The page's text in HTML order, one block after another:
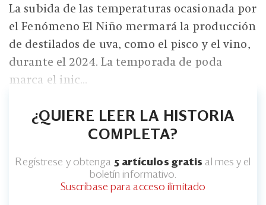
La subida de las temperaturas ocasionada por
el Fenómeno El Niño mermará la producción
de destilados de uva, como el pisco y el vino,
durante el 2024. La temporada de poda
marca el inic...
¿QUIERE LEER LA HISTORIA
COMPLETA?
Regístrese y obtenga 5 artículos gratis al mes y el
boletín informativo.
Suscríbase para acceso ilimitado